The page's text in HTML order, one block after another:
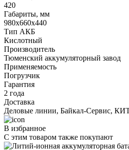
420
Габариты, мм
980х660х440
Тип АКБ
Кислотный
Производитель
Тюменский аккумуляторный завод
Применяемость
Погрузчик
Гарантия
2 года
Доставка
Деловые линии, Байкал-Сервис,
В избранное
С этим товаром также покупают